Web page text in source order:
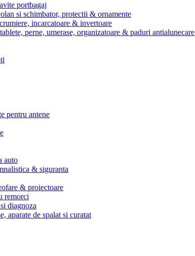
portbagaj
si schimbator, protectii & ornamente
incarcatoare & invertoare
perne, umerase, organizatoare & paduri antialunecare
pentru antene
auto
& siguranta
& proiectoare
remorci
diagnoza
aparate de spalat si curatat